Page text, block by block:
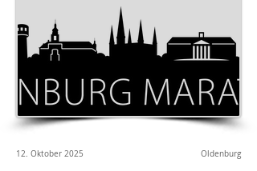
12. Oktober 2025 Oldenburg